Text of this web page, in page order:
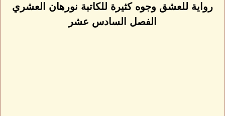
رواية للعشق وجوه كثيرة للكاتبة نورهان العشري
الفصل السادس عشر